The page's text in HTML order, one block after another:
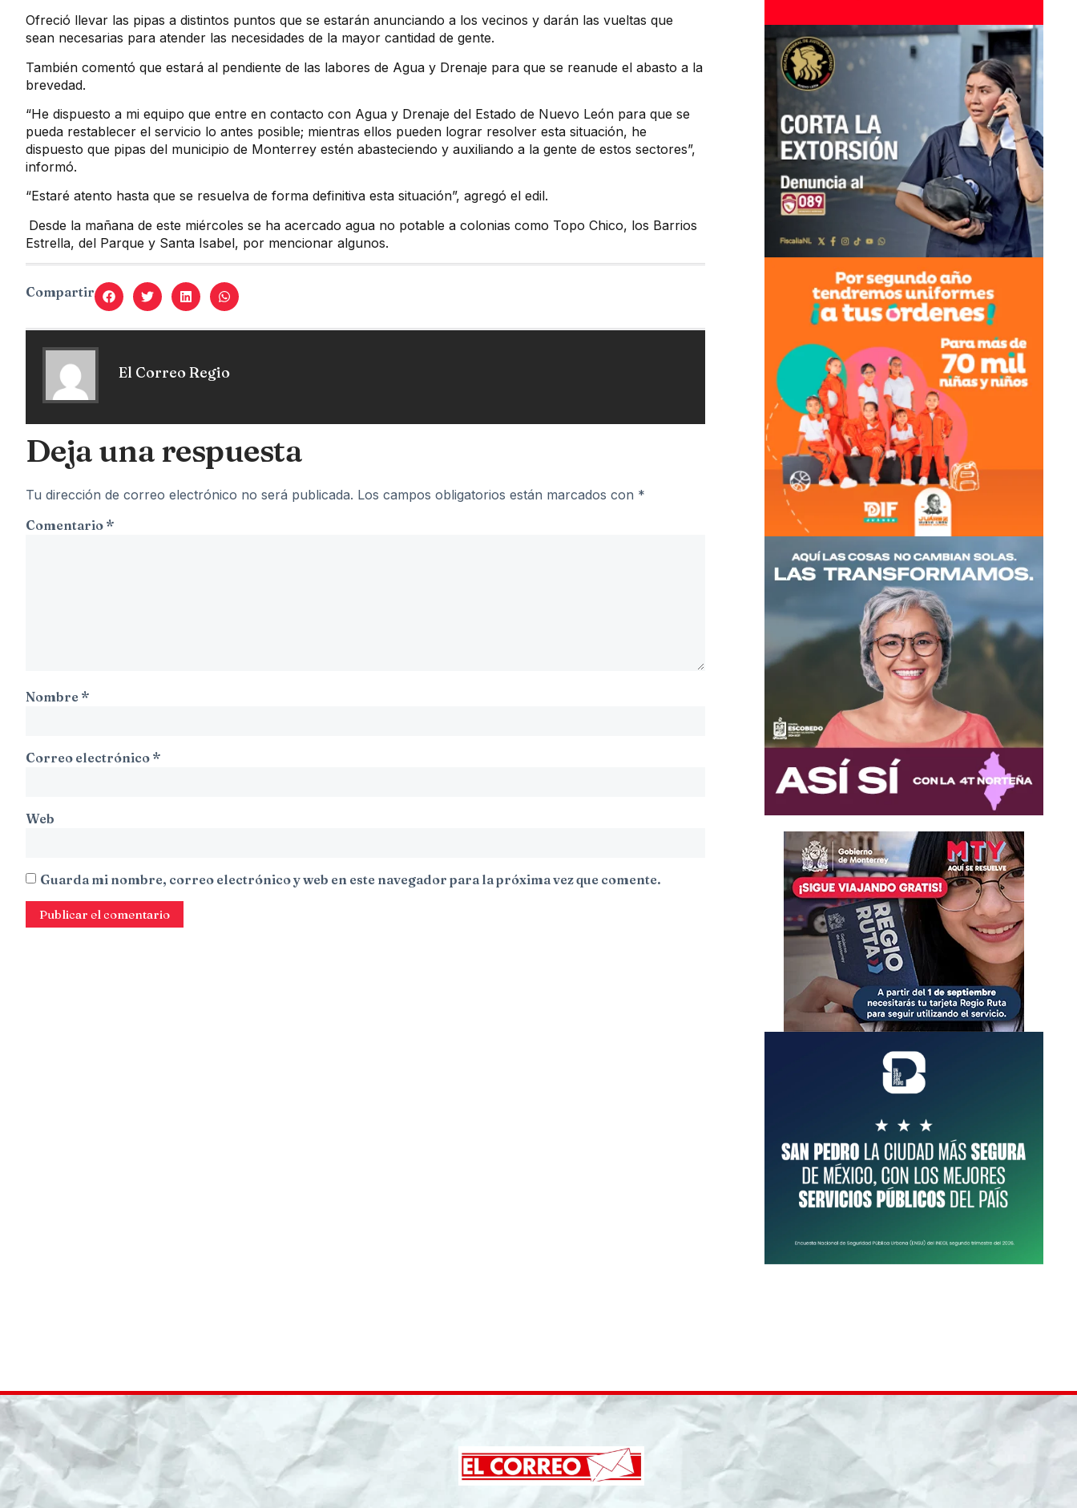
Ofreció llevar las pipas a distintos puntos que se estarán anunciando a los vecinos y darán las vueltas que
sean necesarias para atender las necesidades de la mayor cantidad de gente.
También comentó que estará al pendiente de las labores de Agua y Drenaje para que se reanude el abasto a la
brevedad.
“He dispuesto a mi equipo que entre en contacto con Agua y Drenaje del Estado de Nuevo León para que se
pueda restablecer el servicio lo antes posible; mientras ellos pueden lograr resolver esta situación, he
dispuesto que pipas del municipio de Monterrey estén abasteciendo y auxiliando a la gente de estos sectores”,
informó.
“Estaré atento hasta que se resuelva de forma definitiva esta situación”, agregó el edil.
Desde la mañana de este miércoles se ha acercado agua no potable a colonias como Topo Chico, los Barrios
Estrella, del Parque y Santa Isabel, por mencionar algunos.
Compartir
El Correo Regio
Deja una respuesta
Tu dirección de correo electrónico no será publicada. Los campos obligatorios están marcados con *
Comentario *
Nombre *
Correo electrónico *
Web
Guarda mi nombre, correo electrónico y web en este navegador para la próxima vez que comente.